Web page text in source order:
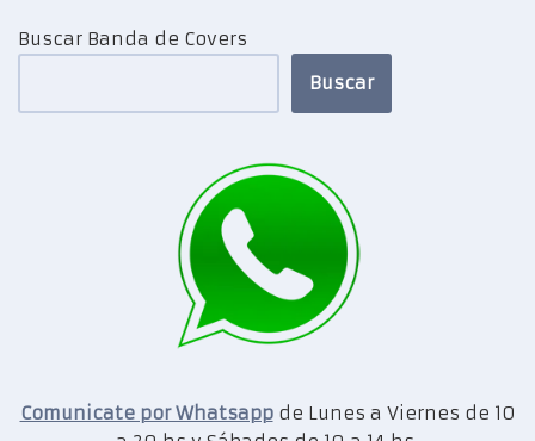
Buscar Banda de Covers
Buscar
Comunicate por Whatsappde Lunes a Viernes de 10